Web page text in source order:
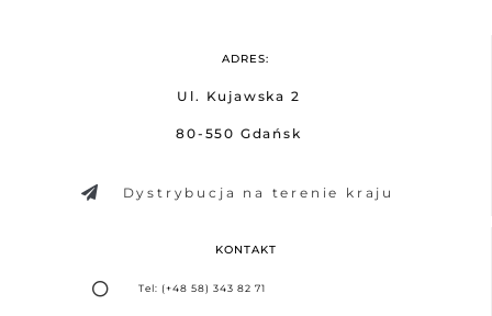
ADRES:
Ul. Kujawska 2
80-550 Gdańsk
Dystrybucja na terenie kraju
KONTAKT
Tel: (+48 58) 343 82 71